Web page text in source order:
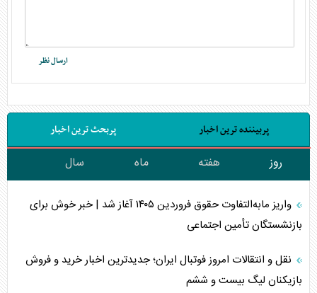
پربیننده ترین اخبار پربحث ترین اخبار
روز هفته ماه سال
واریز مابه‌التفاوت حقوق فروردین ۱۴۰۵ آغاز شد | خبر خوش برای
بازنشستگان تأمین اجتماعی
نقل و انتقالات امروز فوتبال ایران؛ جدیدترین اخبار خرید و فروش
بازیکنان لیگ بیست و ششم